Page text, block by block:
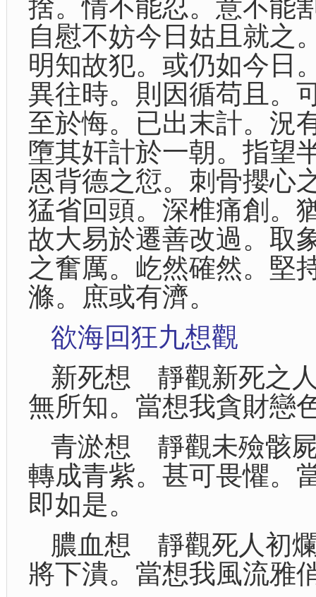
捨。情不能忍。意不能
自慰不妨今日姑且就之
明知故犯。或仍如今日
異往時。則因循苟且。
至於悔。已出末計。況
墮其奸計於一朝。指望
恩背德之愆。刺骨攖心
猛省回頭。深椎痛創。
故大易於遷善改過。取
之奮厲。屹然確然。堅
滌。庶或有濟。
欲海回狂九想觀
新死想 靜觀新死之
無所知。當想我貪財戀
青淤想 靜觀未殮骸
轉成青紫。甚可畏懼。
即如是。
膿血想 靜觀死人初
將下潰。當想我風流雅